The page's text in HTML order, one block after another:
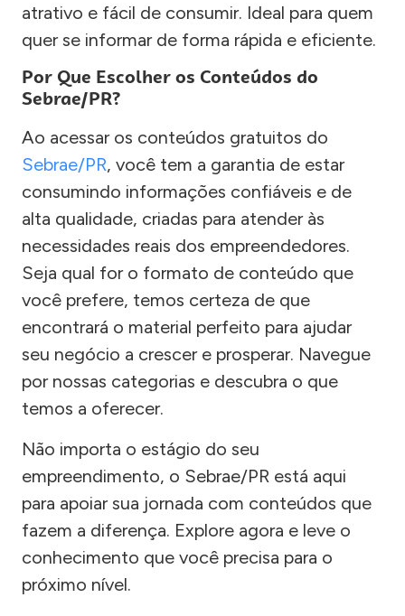
atrativo e fácil de consumir. Ideal para quem
quer se informar de forma rápida e eficiente.
Por Que Escolher os Conteúdos do
Sebrae/PR?
Ao acessar os conteúdos gratuitos do
Sebrae/PR, você tem a garantia de estar
consumindo informações confiáveis e de
alta qualidade, criadas para atender às
necessidades reais dos empreendedores.
Seja qual for o formato de conteúdo que
você prefere, temos certeza de que
encontrará o material perfeito para ajudar
seu negócio a crescer e prosperar. Navegue
por nossas categorias e descubra o que
temos a oferecer.
Não importa o estágio do seu
empreendimento, o Sebrae/PR está aqui
para apoiar sua jornada com conteúdos que
fazem a diferença. Explore agora e leve o
conhecimento que você precisa para o
próximo nível.